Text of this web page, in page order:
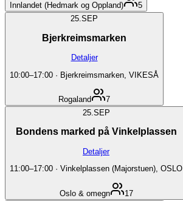
Innlandet (Hedmark og Oppland)
5
25.SEP
Bjerkreimsmarken
Detaljer
10:00–17:00 · Bjerkreimsmarken, VIKESÅ
Rogaland
7
25. SEP
Bondens marked på Vinkelplassen
Detaljer
11:00–17:00 · Vinkelplassen (Majorstuen), OSLO
Oslo & omegn
17